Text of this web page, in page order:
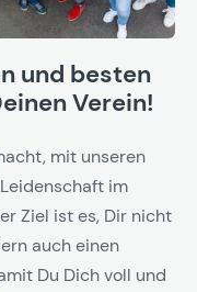
und besten
Verein!
mit unseren
im
Ziel ist es, Dir nicht
auch einen
Du Dich voll und